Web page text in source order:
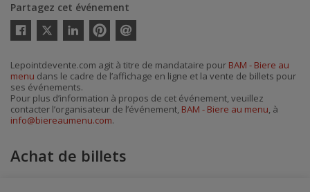
Partagez cet événement
Twitter
courriel
Lepointdevente.com agit à titre de mandataire pour BAM - Biere au
menu dans le cadre de l’affichage en ligne et la vente de billets pour
ses événements.
Pour plus d’information à propos de cet événement, veuillez
contacter l’organisateur de l’événement, BAM - Biere au menu, à
info@biereaumenu.com.
Achat de billets